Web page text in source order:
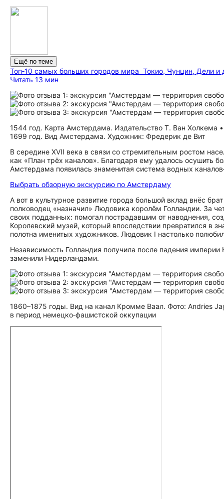
Ещё по теме
Топ‑10 самых больших городов мира Токио, Чунцин, Дели и
Читать 13 мин
1544 год. Карта Амстердама. Издательство Т. Ван
1699 год. Вид Амстердама. Художник: Фредерик де Вит
В середине XVII века в связи со стремительным ростом
как «План трёх каналов». Благодаря ему удалось осушить
Амстердама появилась знаменитая система водных
Выбрать обзорную экскурсию по Амстердаму
А вот в культурное развитие города большой вклад внёс
полководец «назначил» Людовика королём Голландии. За
своих подданных: помогал пострадавшим от наводнения,
Королевский музей, который впоследствии превратился в
полотна именитых художников. Людовик I настолько
Независимость Голландия получила после падения
заменили Нидерландами.
1860–1875 годы. Вид на канал Кромме Ваал. Фото: Andries
в период немецко‑фашистской оккупации